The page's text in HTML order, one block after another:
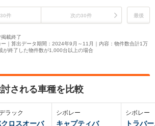
件 次の30件 最後
載終了
｜算出データ期間：2024年9月～11月｜内容：物件数合計1万
が終了した物件数が1,000台以上の場合
される車種を比較
ラック
ロスオーバ
シボレー
キャプティバ
シボレー
トラバ